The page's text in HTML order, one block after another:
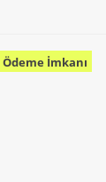
İmkanı